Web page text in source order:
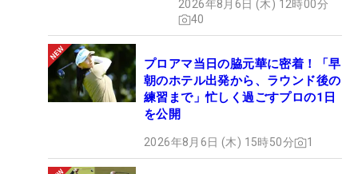
2026年8月6日 (木) 12時00分
40
プロアマ当日の脇元華に密着！「早
朝のホテル出発から、ラウンド後の
練習まで」忙しく過ごすプロの1日
を公開
2026年8月6日 (木) 15時50分 1